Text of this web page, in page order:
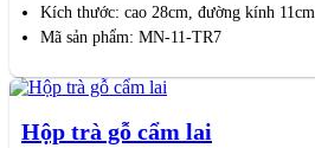
Kích thước: cao 28cm, đường kính 11cm
Mã sản phẩm: MN-11-TR7
Hộp trà gỗ cẩm lai